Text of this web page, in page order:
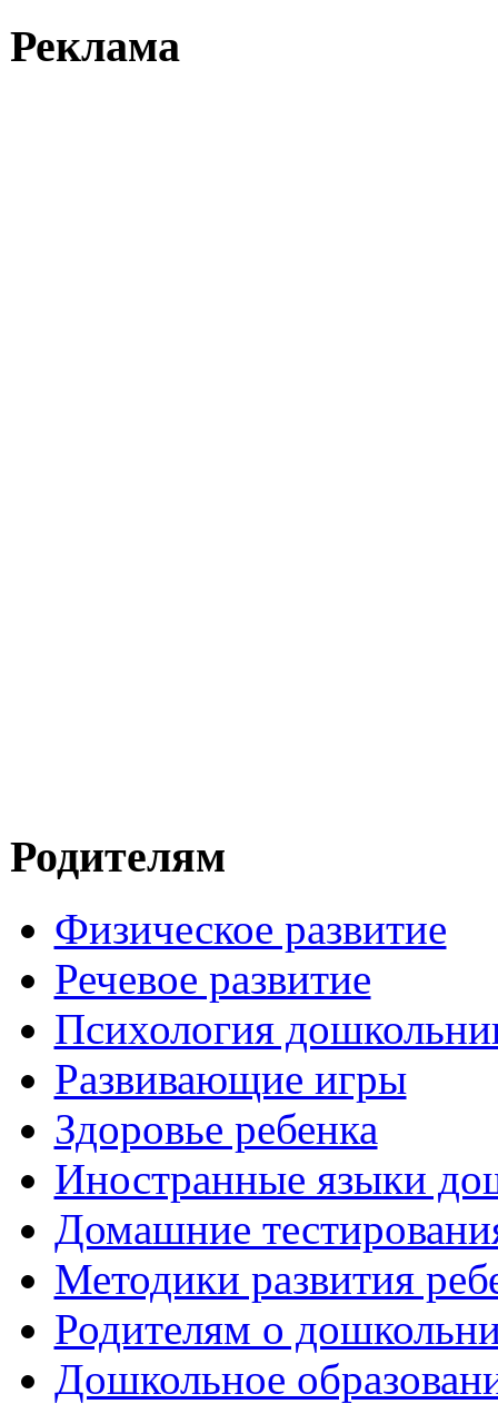
Реклама
Родителям
Физическое развитие
Речевое развитие
Психология
Развивающие игры
Здоровье ребенка
Иностранные языки
Домашние
Методики развития
Родителям о
Дошкольное